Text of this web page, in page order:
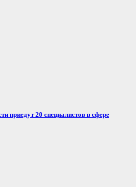
приедут 20 специалистов в сфере